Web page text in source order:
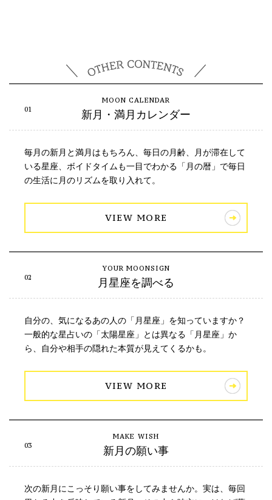
新月・満月カレンダー
毎月の新月と満月はもちろん、毎日の月齢、月が滞在して
いる星座、ボイドタイムも一目でわかる「月の暦」で毎日
の生活に月のリズムを取り入れて。
VIEW MORE
月星座を調べる
自分の、気になるあの人の「月星座」を知っていますか？
一般的な星占いの「太陽星座」とは異なる「月星座」か
ら、自分や相手の隠れた本質が見えてくるかも。
VIEW MORE
新月の願い事
次の新月にこっそり願い事をしてみませんか。実は、毎回